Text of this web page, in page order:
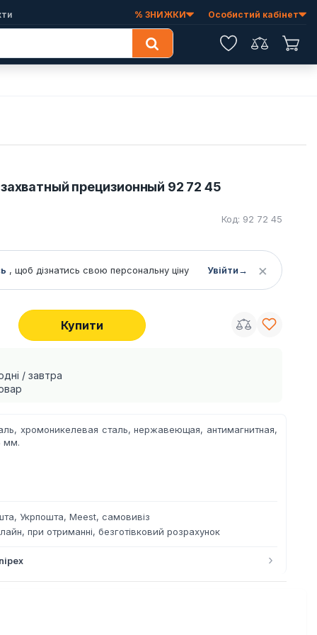
% ЗНИЖКИ Особистий кабінет
ОбранеПорівняння
прецизионный 92 72 45
Код: 92 72 45
, щоб дізнатись свою персональну ціну Увійти→ ×
Купити
/ завтра
xромоникелевая сталь, нержавеющая, антимагнитная,
мм.
Укрпошта, Meest, самовивіз
при отриманні, безготівковий розрахунок
›